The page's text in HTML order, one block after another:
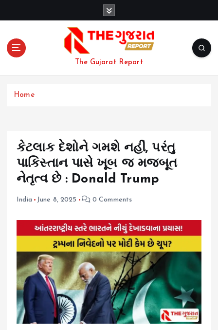
The Gujarat Report
Home
કેટલાક દેશોને ગમશે નહીં, પરંતુ
પાકિસ્તાન પાસે ખૂબ જ મજબૂત
નેતૃત્વ છે : Donald Trump
India June 8, 2025 0 Comments